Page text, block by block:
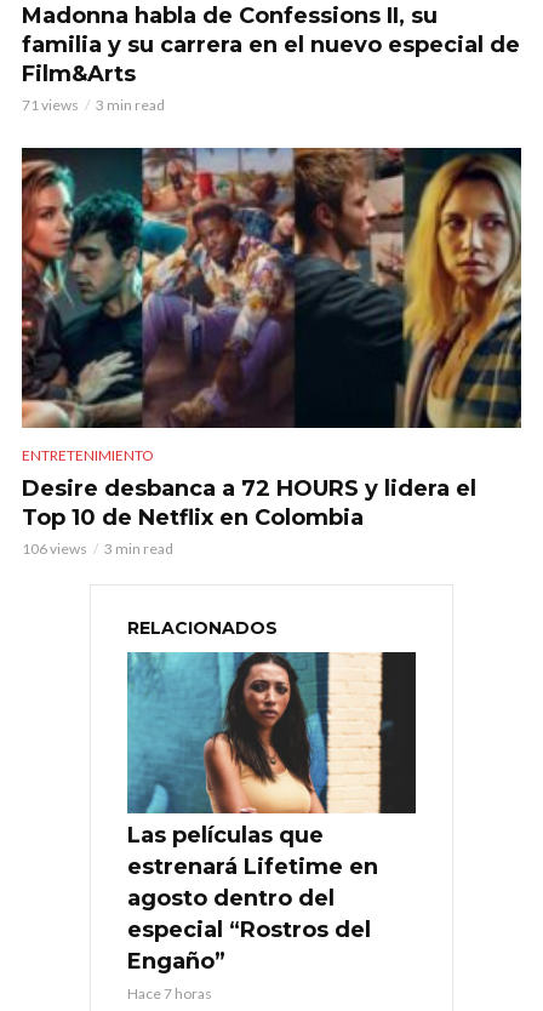
Madonna habla de Confessions II, su
familia y su carrera en el nuevo especial de
Film&Arts
71 views 3 min read
ENTRETENIMIENTO
Desire desbanca a 72 HOURS y lidera el
Top 10 de Netflix en Colombia
106 views 3 min read
RELACIONADOS
Las películas que
estrenará Lifetime en
agosto dentro del
especial “Rostros del
Engaño”
Hace 7 horas